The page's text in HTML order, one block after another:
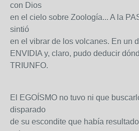
con Dios
en el cielo sobre Zoología... A la
sintió
en el vibrar de los volcanes. En un
ENVIDIA y, claro, pudo deducir
TRIUNFO.
El EGOÍSMO no tuvo ni que
disparado
de su escondite que había